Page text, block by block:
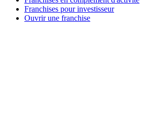
Franchises pour investisseur
Ouvrir une franchise